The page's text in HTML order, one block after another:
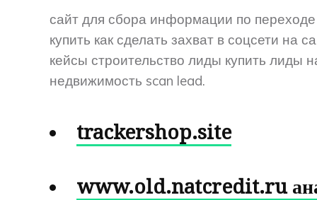
сайт для сбора информации по
купить как сделать захват в соцсети на
кейсы строительство лиды купить лиды
недвижимость scan lead.
trackershop.site
www.old.natcredit.ru